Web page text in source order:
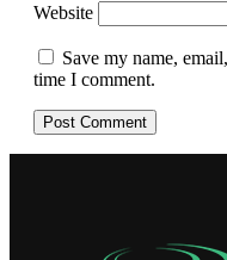
Website
Save my name,
time I comment.